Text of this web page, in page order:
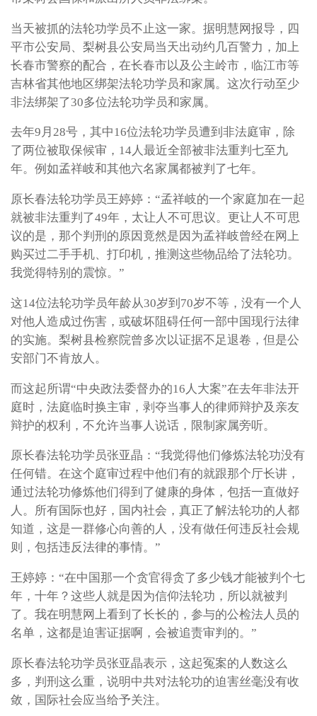
当天被抓的法轮功学员不止这一家。据明慧网报导，四
平市公安局、梨树县公安局当天出动约几百警力，加上
长春市警察的配合，在长春市以及公主岭市，临江市等
吉林省其他地区绑架法轮功学员和家属。这次行动至少
非法绑架了30多位法轮功学员和家属。
去年9月28号，其中16位法轮功学员遭到非法庭审，除
了两位被取保候审，14人最近全部被非法重判七至九
年。例如孟祥岐和其他六名家属都被判了七年。
原长春法轮功学员王婷婷：“孟祥岐的一个家庭加在一起
就被非法重判了49年，太让人不可思议。更让人不可思
议的是，那个判刑的原因竟然是因为孟祥岐曾经在网上
购买过二手手机、打印机，推测这些物品给了法轮功。
我觉得特别的震惊。”
这14位法轮功学员年龄从30岁到70岁不等，没有一个人
对他人造成过伤害，或破坏阻碍任何一部中国现行法律
的实施。梨树县检察院曾多次以证据不足退卷，但是公
安部门不肯放人。
而这起所谓“中央政法委督办的16人大案”在去年非法开
庭时，法庭临时换主审，剥夺当事人的律师辩护及亲友
辩护的权利，不允许当事人说话，限制家属旁听。
原长春法轮功学员张亚晶：“我觉得他们修炼法轮功没有
任何错。在这个庭审过程中他们有的就跟那个厅长讲，
通过法轮功修炼他们得到了健康的身体，包括一直做好
人。所有国际也好，国内社会，真正了解法轮功的人都
知道，这是一群修心向善的人，没有做任何违反社会规
则，包括违反法律的事情。”
王婷婷：“在中国那一个贪官得贪了多少钱才能被判个七
年，十年？这些人就是因为信仰法轮功，所以就被判
了。我在明慧网上看到了长长的，参与的公检法人员的
名单，这都是迫害证据啊，会被追责审判的。”
原长春法轮功学员张亚晶表示，这起冤案的人数这么
多，判刑这么重，说明中共对法轮功的迫害丝毫没有收
敛，国际社会应当给予关注。